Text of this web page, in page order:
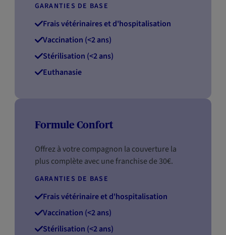
GARANTIES DE BASE
Frais vétérinaires et d'hospitalisation
Vaccination (<2 ans)
Stérilisation (<2 ans)
Euthanasie
Formule Confort
Offrez à votre compagnon la couverture la
plus complète avec une franchise de 30€.
GARANTIES DE BASE
Frais vétérinaire et d'hospitalisation
Vaccination (<2 ans)
Stérilisation (<2 ans)